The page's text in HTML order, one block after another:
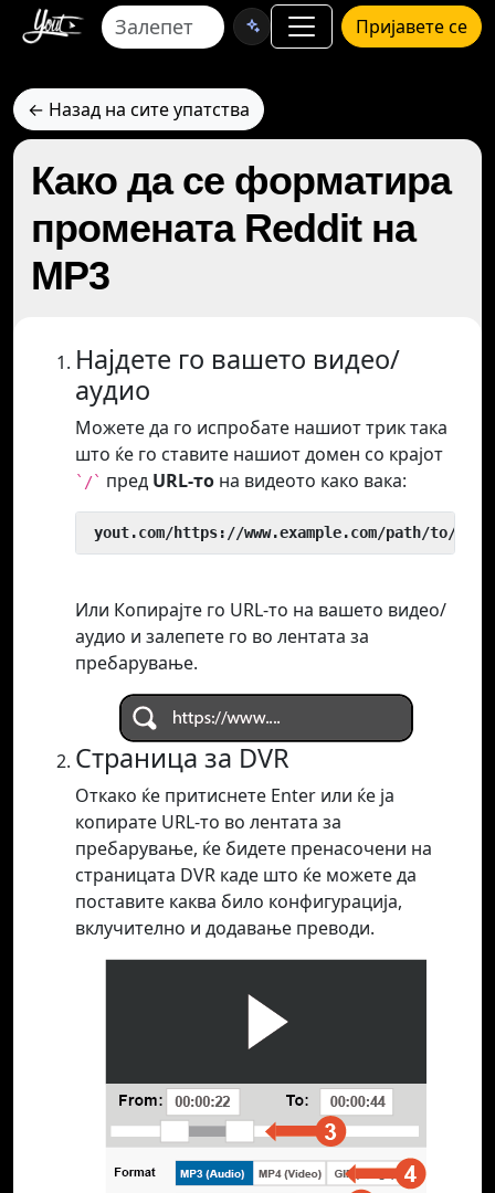
Пријавете се
← Назад на сите упатства
Како да се форматира
промената Reddit на
MP3
Најдете го вашето видео/
аудио
Можете да го испробате нашиот трик така
што ќе го ставите нашиот домен со крајот
`/` пред URL-то на видеото како вака:
yout.com/https://www.example.com/path/to/
Или Копирајте го URL-то на вашето видео/
аудио и залепете го во лентата за
пребарување.
Страница за DVR
Откако ќе притиснете Enter или ќе ја
копирате URL-то во лентата за
пребарување, ќе бидете пренасочени на
страницата DVR каде што ќе можете да
поставите каква било конфигурација,
вклучително и додавање преводи.